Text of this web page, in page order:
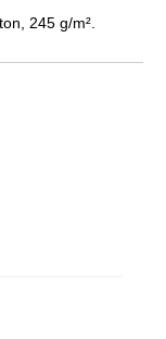
245 g/m².